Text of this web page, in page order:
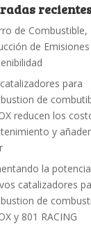
de Combustible,
de
para
de
reducen los
y
la
catalizadores
de
y 801 RACING